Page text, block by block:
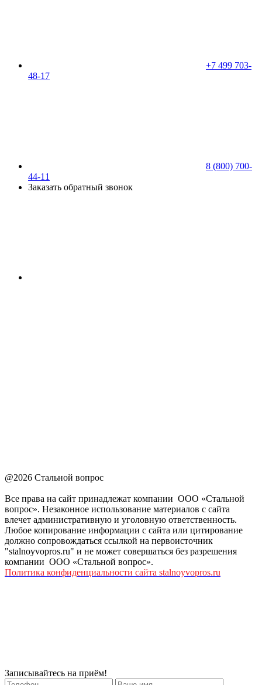
+7 499 703-
48-17
8 (800) 700-
44-11
Заказать обратный звонок
@2026 Стальной вопрос
Все права на сайт принадлежат компании ООО «Стальной
вопрос». Незаконное использование материалов с сайта
влечет административную и уголовную ответственность.
Любое копирование информации с сайта или цитирование
должно сопровождаться ссылкой на первоисточник
"stalnoyvopros.ru" и не может совершаться без разрешения
компании ООО «Стальной вопрос».
Политика конфиденциальности сайта stalnoyvopros.ru
Записывайтесь на приём!